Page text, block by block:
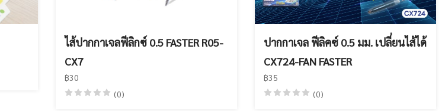
ไส้ปากกาเจลฟีลิกซ์ 0.5 FASTER R05-
CX7
฿30
(0)
ปากกาเจล ฟีลิคซ์ 0.5 มม. เปลี่ยนไส้ได้
CX724-FAN FASTER
฿35
(0)